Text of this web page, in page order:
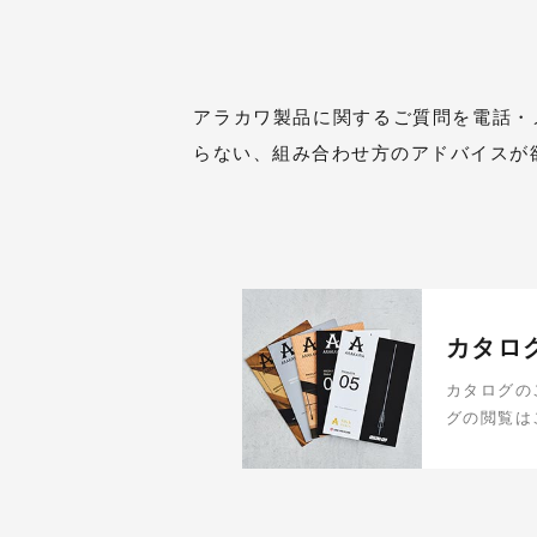
アラカワ製品に関するご質問を電話
らない、組み合わせ方のアドバイス
カタロ
カタログ
グの閲覧